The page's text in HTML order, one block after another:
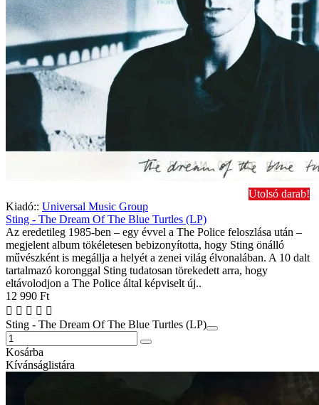
Utolsó darab!
Kiadó:: Universal Music Group
Sting - The Dream Of The Blue Turtles (LP)
Az eredetileg 1985-ben – egy évvel a The Police feloszlása után –
megjelent album tökéletesen bebizonyította, hogy Sting önálló
művészként is megállja a helyét a zenei világ élvonalában. A 10 dalt
tartalmazó koronggal Sting tudatosan törekedett arra, hogy
eltávolodjon a The Police által képviselt új..
12 990 Ft
Sting - The Dream Of The Blue Turtles (LP)
Kosárba
Kívánságlistára